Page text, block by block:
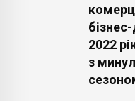
2022
з